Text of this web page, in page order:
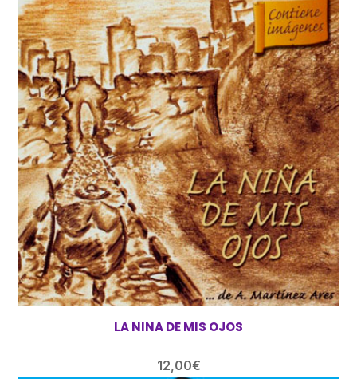
LA NINA DE MIS OJOS
12,00€